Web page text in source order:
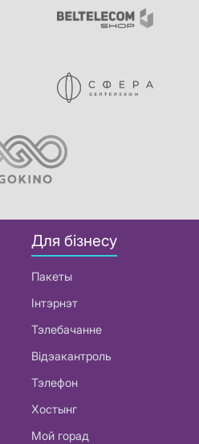
Для бізнесу
Пакеты
Інтэрнэт
Тэлебачанне
Відэакантроль
Тэлефон
Хостынг
Мой горад